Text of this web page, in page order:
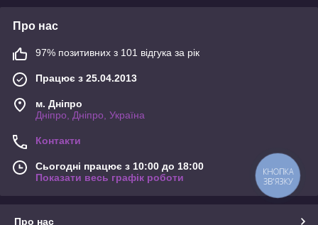
Про нас
97% позитивних з 101 відгука за рік
Працює з 25.04.2013
м. Дніпро
Дніпро, Дніпро, Україна
Контакти
Сьогодні працює з 10:00 до 18:00
Показати весь графік роботи
Про нас
КНОПКА
ЗВ'ЯЗКУ